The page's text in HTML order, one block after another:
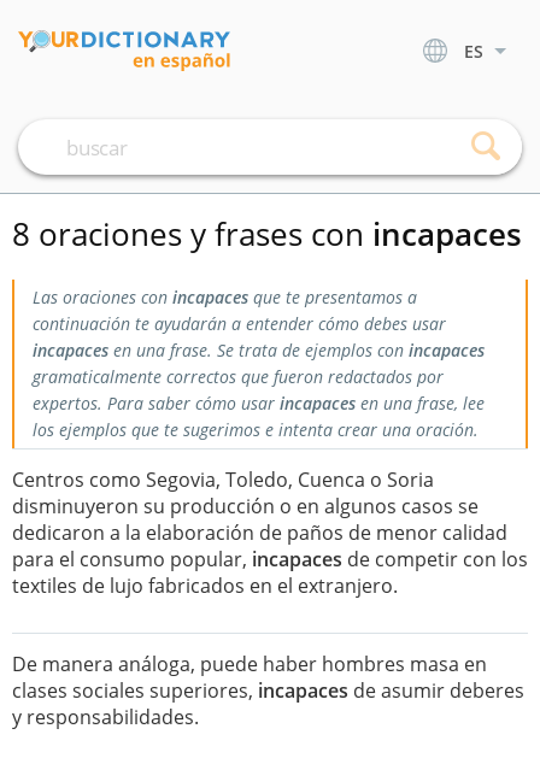
ES
8 oraciones y frases con incapaces
Las oraciones con incapaces que te presentamos a
continuación te ayudarán a entender cómo debes usar
incapaces en una frase. Se trata de ejemplos con incapaces
gramaticalmente correctos que fueron redactados por
expertos. Para saber cómo usar incapaces en una frase, lee
los ejemplos que te sugerimos e intenta crear una oración.
Centros como Segovia, Toledo, Cuenca o Soria
disminuyeron su producción o en algunos casos se
dedicaron a la elaboración de paños de menor calidad
para el consumo popular, incapaces de competir con los
textiles de lujo fabricados en el extranjero.
De manera análoga, puede haber hombres masa en
clases sociales superiores, incapaces de asumir deberes
y responsabilidades.